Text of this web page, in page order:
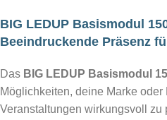
BIG LEDUP Basismodul
Beeindruckende Präsenz
Das BIG LEDUP Basismodul
Möglichkeiten, deine Marke
Veranstaltungen wirkungsvoll zu